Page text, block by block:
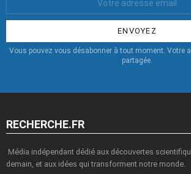
:
Vous pouvez vous désabonner à tout moment. Votre
partagée.
RECHERCHE.FR
Média indépendant dédié aux découvertes
demain, et aux idées qui transforment notre monde.